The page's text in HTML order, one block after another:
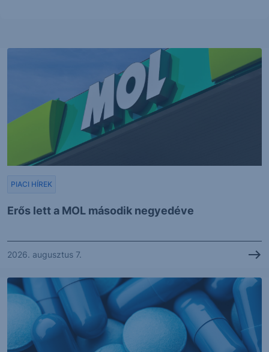
Erős lett a MOL második negyedéve
PIACI HÍREK
2026. augusztus 7.